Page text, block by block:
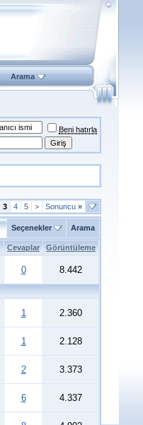
Arama
Beni hatırla
3 4 5 > Sonuncu »
Seçenekler Arama
Cevaplar Görüntüleme
0 8.442
1 2.360
1 2.128
2 3.373
6 4.337